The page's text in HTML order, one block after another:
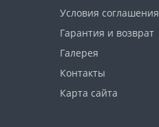
Условия соглашения
Гарантия и возврат
Галерея
Контакты
Карта сайта